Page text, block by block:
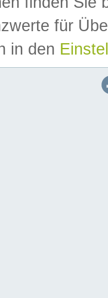
für
in den